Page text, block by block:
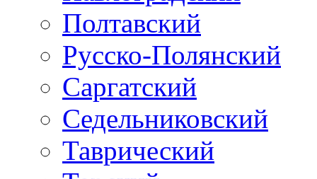
Полтавский
Русско-Полянский
Саргатский
Седельниковский
Таврический